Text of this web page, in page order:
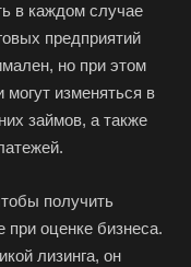
в каждом случае
предприятий
но при этом
изменяться в
займов, а также
получить
оценке бизнеса.
лизинга, он